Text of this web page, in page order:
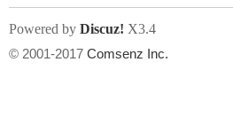
Powered by Discuz! X3.4
© 2001-2017 Comsenz Inc.